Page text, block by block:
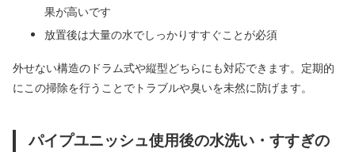
果が高いです
放置後は大量の水でしっかりすすぐことが必須
外せない構造のドラム式や縦型どちらにも対応できます。定期的
にこの掃除を行うことでトラブルや臭いを未然に防げます。
パイプユニッシュ使用後の水洗い・すすぎの